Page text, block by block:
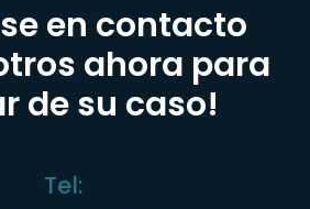
en contacto
ahora para
de su caso!
Tel: